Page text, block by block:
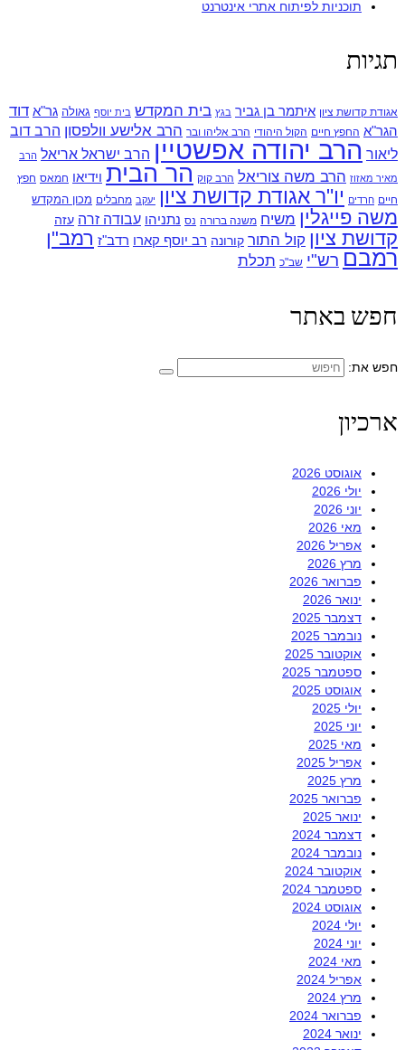
תוכניות לפיתוח אתרי אינטרנט
תגיות
אגודת קדושת ציון איתמר בן גביר בגץ בית המקדש בית יוסף גאולה גר"א דוד
הגר"א החפץ חיים הקול היהודי הרב אליהו ובר הרב אלישע וולפסון הרב דוב
ליאור הרב יהודה אפשטיין הרב ישראל אריאל הרב
מאיר מאזוז הרב משה צוריאל הרב קוק הר הבית וידיאו חמאס חפץ
חיים חרדים יו"ר אגודת קדושת ציון יעקב מחבלים מכון המקדש
משה פייגלין משיח משנה ברורה נס נתניהו עבודה זרה עזה
קדושת ציון קול התור קורונה רב יוסף קארו רדב"ז רמב"ן
רמבם רש"י שב"כ תכלת
חפש באתר
חפש את:
ארכיון
אוגוסט 2026
יולי 2026
יוני 2026
מאי 2026
אפריל 2026
מרץ 2026
פברואר 2026
ינואר 2026
דצמבר 2025
נובמבר 2025
אוקטובר 2025
ספטמבר 2025
אוגוסט 2025
יולי 2025
יוני 2025
מאי 2025
אפריל 2025
מרץ 2025
פברואר 2025
ינואר 2025
דצמבר 2024
נובמבר 2024
אוקטובר 2024
ספטמבר 2024
אוגוסט 2024
יולי 2024
יוני 2024
מאי 2024
אפריל 2024
מרץ 2024
פברואר 2024
ינואר 2024